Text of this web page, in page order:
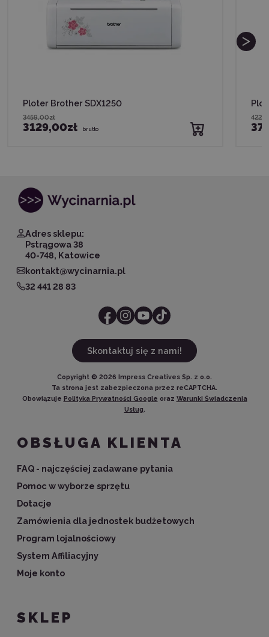
Ploter Brother SDX1250
3459,00zł
3129,00zł brutto
Adres sklepu:
Pstrągowa 38
40-748, Katowice
kontakt@wycinarnia.pl
32 441 28 83
Skontaktuj się z nami!
Copyright © 2026 Impress Creatives Sp. z o.o.
Ta strona jest zabezpieczona przez reCAPTCHA.
Obowiązuje Polityka Prywatności Google oraz Warunki Świadczenia
Usług.
OBSŁUGA KLIENTA
FAQ - najczęściej zadawane pytania
Pomoc w wyborze sprzętu
Dotacje
Zamówienia dla jednostek budżetowych
Program lojalnościowy
System Affiliacyjny
Moje konto
SKLEP